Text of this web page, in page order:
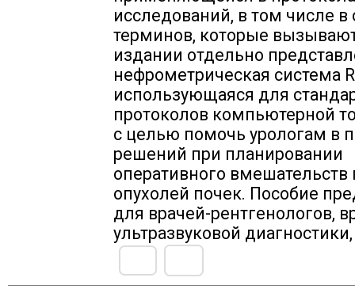
исследований, в том числе
терминов, которые
издании отдельно
нефрометрическая система
использующаяся для
протоколов компьютерной
с целью помочь урологам в
решений при планировании
оперативного вмешательств
опухолей почек. Пособие
для врачей-рентгенологов,
ультразвуковой